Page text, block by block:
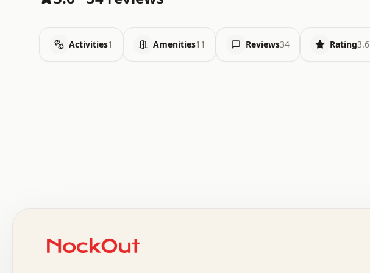
Activities1 Amenities11 Reviews34 Rating3.6
.   +   .   .   o   .   .   .   .   .   .   :   .   .   .   x   .   .
.   .   .   o   .   .   .   .   .   .   .   .   x   .   .   .   o   .